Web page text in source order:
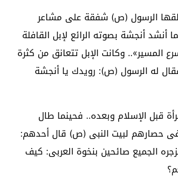
الرسول (ص) شفقة على مشاعر
أنشد أنجشة بصوته الرائع لإبل القافلة
المسير».. وكانت الإبل تتعانق من كثرة
فقال له الرسول (ص): رويدك يا أنجشة
قبل الإسلام وبعده.. فحينما طال
فى حصارهم لبيت النبى (ص) قال أحدهم:
الجميع صائحين بنخوة العربى: كيف